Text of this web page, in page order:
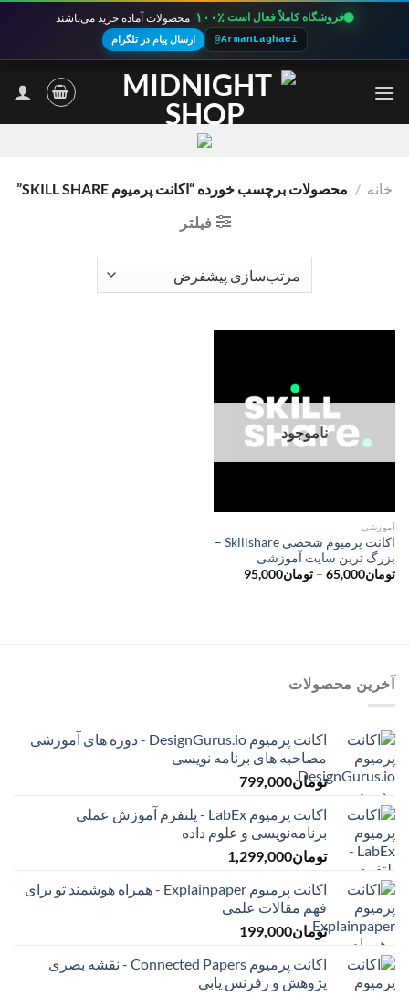
فروشگاه کاملاً فعال است ۱۰۰٪ محصولات آماده خرید می‌باشند
@ArmanLaghaei ارسال پیام در تلگرام
خانه / محصولات برچسب خورده “اکانت پرمیوم SKILL SHARE”
فیلتر
ناموجود
آموزشی
اکانت پرمیوم شخصی Skillshare –
بزرگ ترین سایت آموزشی
تومان65,000
– تومان95,000محدوده
آخرین محصولات
اکانت پرمیوم DesignGurus.io - دوره ‌های آموزشی
مصاحبه ‌های برنامه نویسی
تومان799,000
اکانت پرمیوم LabEx - پلتفرم آموزش عملی
برنامه‌نویسی و علوم داده
تومان1,299,000
اکانت پرمیوم Explainpaper - همراه هوشمند تو برای
فهم مقالات علمی
تومان199,000
اکانت پرمیوم Connected Papers - نقشه بصری
پژوهش و رفرنس یابی